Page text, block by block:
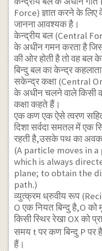
Force) ज्ञात करने के लिए
जानना आवश्यक है।
केन्द्रीय बल (Central
के अधीन गमन करता है
की ओर होती है तो वह बल
बिन्दु बल का केन्द्र
सकेन्द्र कक्षा (Central
के अधीन चलने वाले किसी
कक्षा कहते हैं।
एक कण एक ऐसे त्वरण
दिशा सर्वदा समतल में एक
रहती है,उसके पथ का
(A particle moves in
which is always
plane; to obtain the
path.)
व्युत्क्रम ध्रुवीय रूप
O एक नियत बिन्दु है,O
किसी स्थिर रेखा OX को
समय t पर कण बिन्दु P पर
हैं।